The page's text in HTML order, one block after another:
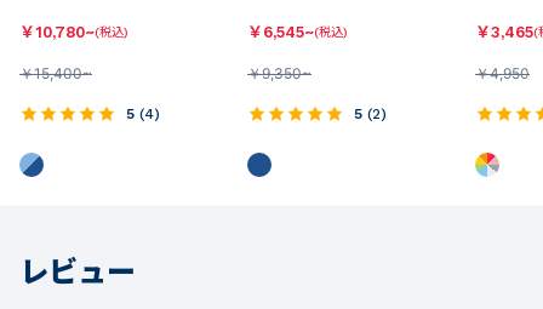
￥10,780~(税込)
￥15,400~
5 (4)
￥ 6,545~(税込)
￥9,350~
5 (2)
￥3,465(
￥4,950
レビュー